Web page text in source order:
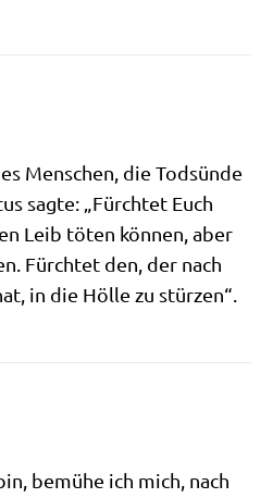
Men­schen, die Tod­sün­de
sag­te: „Fürch­tet Euch
Leib töten kön­nen, aber
Fürch­tet den, der nach
in die Höl­le zu stür­zen“.
bemü­he ich mich, nach